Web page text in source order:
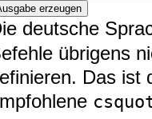
erzeugen
deutsche
übrigens
Das ist